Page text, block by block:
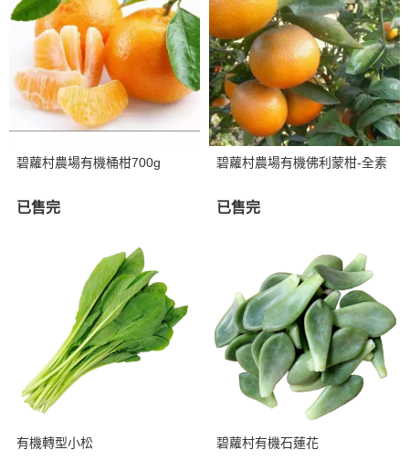
碧蘿村農場有機桶柑700g
已售完
碧蘿村農場有機佛利蒙柑-全素
已售完
有機轉型小松 碧蘿村有機石蓮花